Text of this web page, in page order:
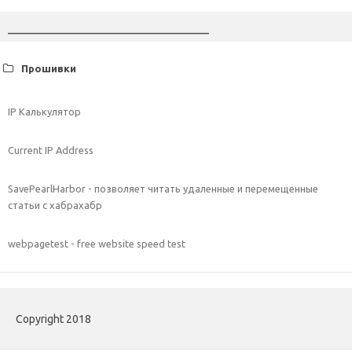
Прошивки
IP Калькулятор
Current IP Address
SavePearlHarbor - позволяет читать удаленные и перемещенные
статьи с хабрахабр
webpagetest - free website speed test
Copyright 2018